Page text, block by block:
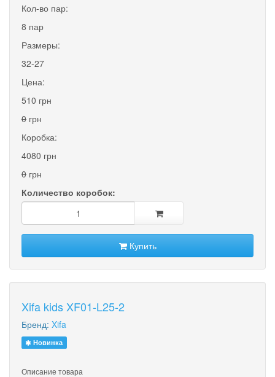
Кол-во пар:
8 пар
Размеры:
32-27
Цена:
510 грн
0 грн
Коробка:
4080 грн
0 грн
Количество коробок:
Купить
Xifa kids XF01-L25-2
Бренд: Xifa
Новинка
Описание товара